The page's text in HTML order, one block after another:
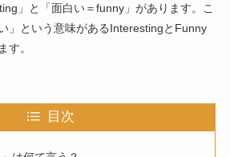
」と「面白い＝funny」があります。こ
」という意味があるInterestingとFunny
す。
目次